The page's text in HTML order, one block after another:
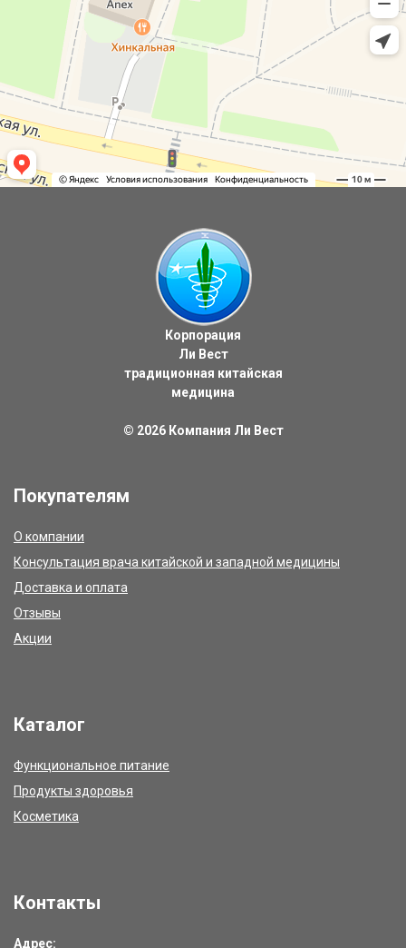
Корпорация
Ли Вест
традиционная китайская
медицина
© 2026 Компания Ли Вест
Покупателям
О компании
Консультация врача китайской и западной медицины
Доставка и оплата
Отзывы
Акции
Каталог
Функциональное питание
Продукты здоровья
Косметика
Контакты
Адрес: